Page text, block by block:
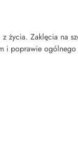
życia. Zaklęcia na
i poprawie